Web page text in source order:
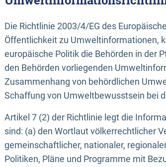
Die Richtlinie 2003/4/EG des
Öffentlichkeit zu Umweltinformationen,
europäische Politik die Behörden in der
den Behörden vorliegenden
Zusammenhang von behördlichen
Schaffung von Umweltbewusstsein bei
Artikel 7 (2) der Richtlinie legt die
sind: (a) den Wortlaut völkerrechtlicher
gemeinschaftlicher, nationaler,
Politiken, Pläne und Programme mit